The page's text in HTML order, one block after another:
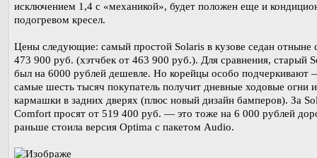
исключением 1,4 с «механикой», будет положен еще и
подогревом кресел.
Цены следующие: самый простой Solaris в кузове седан отныне
473 900 руб. (хэтчбек от 463 900 руб.). Для сравнения, старый
был на 6000 рублей дешевле. Но корейцы особо подчеркивают
самые шесть тысяч покупатель получит дневные ходовые огни и
кармашки в задних дверях (плюс новый дизайн бамперов). За
Comfort просят от 519 400 руб. — это тоже на 6 000 рублей
раньше стоила версия Optima с пакетом Audio.